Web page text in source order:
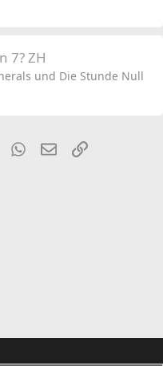
7? ZH
und Die Stunde Null
TumblrWhatsApp
EmailLink